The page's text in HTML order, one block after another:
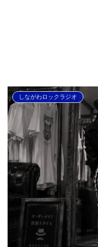
しながわロックラジオ